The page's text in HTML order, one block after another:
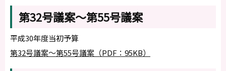
第32号議案～第55号議案
平成30年度当初予算
第32号議案～第55号議案（PDF：95KB）